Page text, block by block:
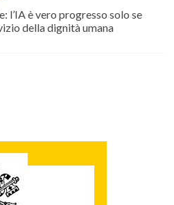
l’IA è vero progresso solo se
della dignità umana